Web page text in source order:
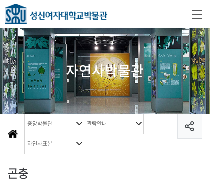
자연사박물관
중앙박물관 관람안내
자연사표본
곤충